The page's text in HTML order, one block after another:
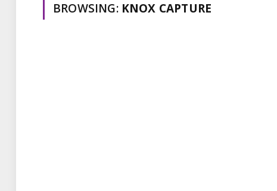
BROWSING: KNOX CAPTURE